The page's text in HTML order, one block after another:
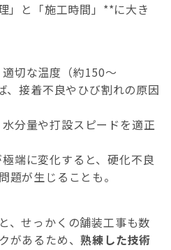
」と「施工時間」**に大き
切な温度（約150〜
接着不良やひび割れの原因
分量や打設スピードを適正
端に変化すると、硬化不良
題が生じることも。
、せっかくの舗装工事も数
があるため、熟練した技術